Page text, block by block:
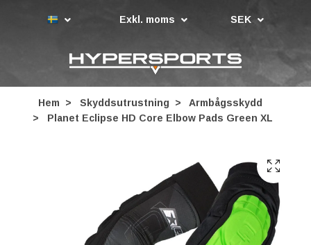
Exkl. moms SEK
Hem Skyddsutrustning
Armbågsskydd
Planet Eclipse HD Core Elbow Pads Green XL